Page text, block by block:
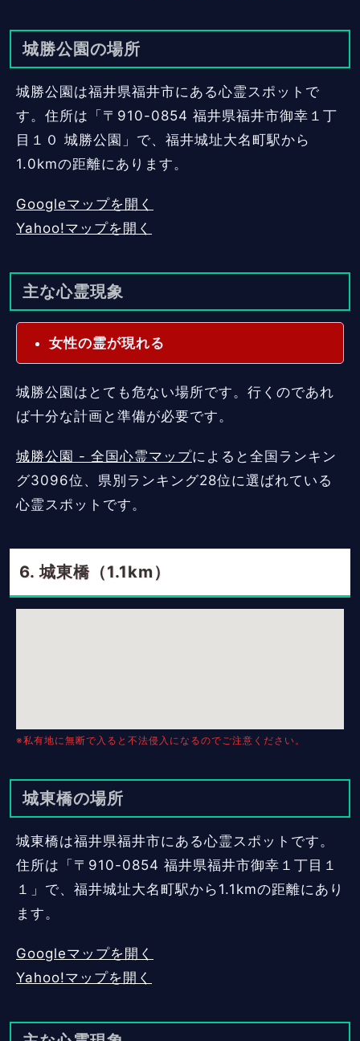
城勝公園の場所
城勝公園は福井県福井市にある心霊スポットで
す。住所は「〒910-0854 福井県福井市御幸１丁
目１０ 城勝公園」で、福井城址大名町駅から
1.0kmの距離にあります。
Googleマップを開く
Yahoo!マップを開く
主な心霊現象
女性の霊が現れる
城勝公園はとても危ない場所です。行くのであれ
ば十分な計画と準備が必要です。
城勝公園 - 全国心霊マップによると全国ランキン
グ3096位、県別ランキング28位に選ばれている
心霊スポットです。
城東橋（1.1km）
※私有地に無断で入ると不法侵入になるのでご注意ください。
城東橋の場所
城東橋は福井県福井市にある心霊スポットです。
住所は「〒910-0854 福井県福井市御幸１丁目１
１」で、福井城址大名町駅から1.1kmの距離にあり
ます。
Googleマップを開く
Yahoo!マップを開く